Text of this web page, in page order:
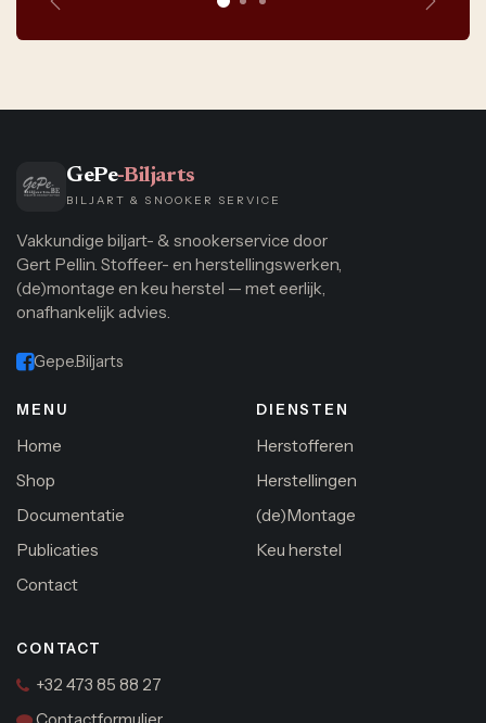
Vorige
GePe-Biljarts
BILJART & SNOOKER SERVICE
Vakkundige biljart- & snookerservice door
Gert Pellin. Stoffeer- en herstellingswerken,
(de)montage en keu herstel — met eerlijk,
onafhankelijk advies.
Gepe.Biljarts
MENU
Home
Shop
Documentatie
Publicaties
Contact
DIENSTEN
Herstofferen
Herstellingen
(de)Montage
Keu herstel
CONTACT
+32 473 85 88 27